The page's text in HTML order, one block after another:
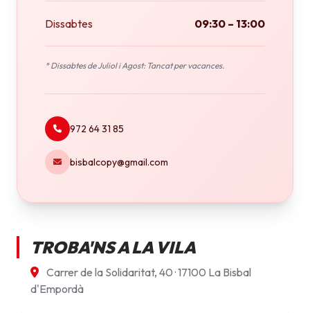
Dissabtes 09:30 – 13:00
* Dissabtes de Juliol i Agost: Tancat per vacances.
972 64 31 85
bisbalcopy@gmail.com
TROBA'NS A LA VILA
Carrer de la Solidaritat, 40 · 17100 La Bisbal
d'Empordà